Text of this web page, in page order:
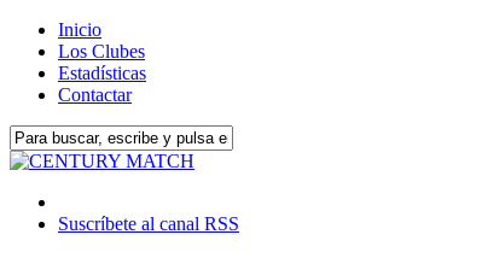
Inicio
Los Clubes
Estadísticas
Contactar
Suscríbete al canal RSS